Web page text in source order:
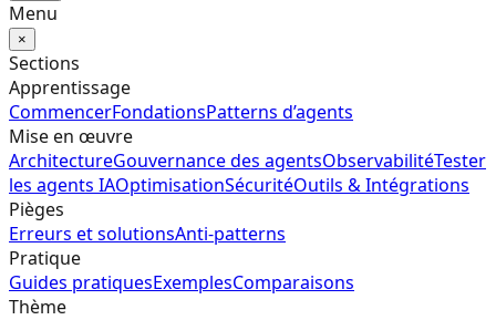
Menu
×
Sections
Apprentissage
CommencerFondationsPatterns d’agents
Mise en œuvre
ArchitectureGouvernance des agentsObservabilitéTester
les agents IAOptimisationSécuritéOutils & Intégrations
Pièges
Erreurs et solutionsAnti-patterns
Pratique
Guides pratiquesExemplesComparaisons
Thème